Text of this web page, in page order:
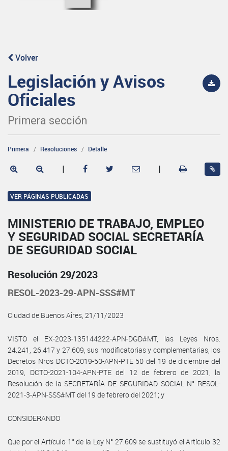
Volver
Legislación y Avisos
Oficiales
Primera sección
Primera Resoluciones Detalle
| |
VER PÁGINAS PUBLICADAS
MINISTERIO DE TRABAJO, EMPLEO
Y SEGURIDAD SOCIAL SECRETARÍA
DE SEGURIDAD SOCIAL
Resolución 29/2023
RESOL-2023-29-APN-SSS#MT
Ciudad de Buenos Aires, 21/11/2023
VISTO el EX-2023-135144222-APN-DGD#MT, las Leyes Nros.
24.241, 26.417 y 27.609, sus modificatorias y complementarias, los
Decretos Nros DCTO-2019-50-APN-PTE 50 del 19 de diciembre del
2019, DCTO-2021-104-APN-PTE del 12 de febrero de 2021, la
Resolución de la SECRETARÍA DE SEGURIDAD SOCIAL N° RESOL-
2021-3-APN-SSS#MT del 19 de febrero del 2021; y
CONSIDERANDO
Que por el Artículo 1° de la Ley N° 27.609 se sustituyó el Artículo 32